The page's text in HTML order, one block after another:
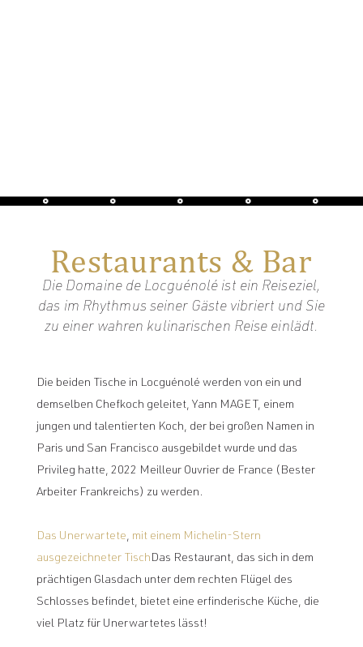
Restaurants & Bar
Die Domaine de Locguénolé ist ein Reiseziel,
das im Rhythmus seiner Gäste vibriert und Sie
zu einer wahren kulinarischen Reise einlädt.
Die beiden Tische in Locguénolé werden von ein und
demselben Chefkoch geleitet, Yann MAGET, einem
jungen und talentierten Koch, der bei großen Namen in
Paris und San Francisco ausgebildet wurde und das
Privileg hatte, 2022 Meilleur Ouvrier de France (Bester
Arbeiter Frankreichs) zu werden.
Das Unerwartete, mit einem Michelin-Stern
ausgezeichneter Tisch Das Restaurant, das sich in dem
prächtigen Glasdach unter dem rechten Flügel des
Schlosses befindet, bietet eine erfinderische Küche, die
viel Platz für Unerwartetes lässt!